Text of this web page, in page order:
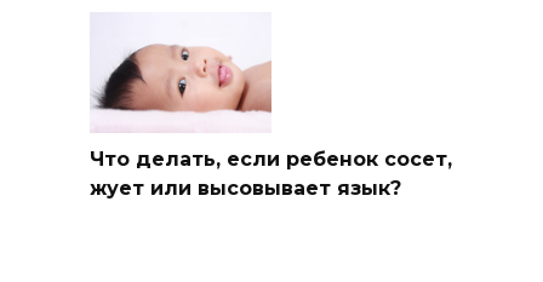
Что делать, если ребенок сосет,
жует или высовывает язык?